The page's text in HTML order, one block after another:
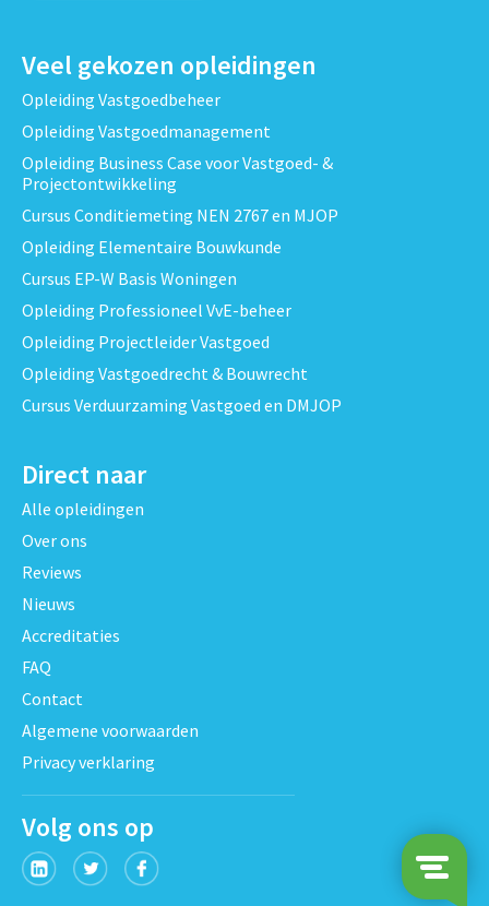
Veel gekozen opleidingen
Opleiding Vastgoedbeheer
Opleiding Vastgoedmanagement
Opleiding Business Case voor Vastgoed- &
Projectontwikkeling
Cursus Conditiemeting NEN 2767 en MJOP
Opleiding Elementaire Bouwkunde
Cursus EP-W Basis Woningen
Opleiding Professioneel VvE-beheer
Opleiding Projectleider Vastgoed
Opleiding Vastgoedrecht & Bouwrecht
Cursus Verduurzaming Vastgoed en DMJOP
Direct naar
Alle opleidingen
Over ons
Reviews
Nieuws
Accreditaties
FAQ
Contact
Algemene voorwaarden
Privacy verklaring
Volg ons op